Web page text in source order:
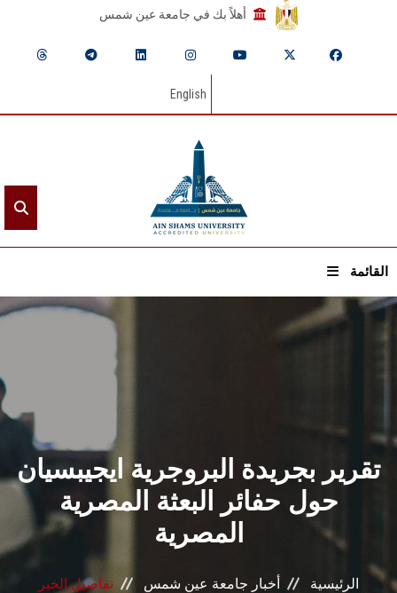
أهلاً بك في جامعة عين شمس
English
القائمة
الرئيسيـة
القطاعـات
الشئون الأكاديمية
البحث العلمي
تقرير بجريدة البروجرية ايجيبسيان
حول حفائر البعثة المصرية
المصرية
الرئيسية أخبار جامعة عين شمس تفاصيل الخبر